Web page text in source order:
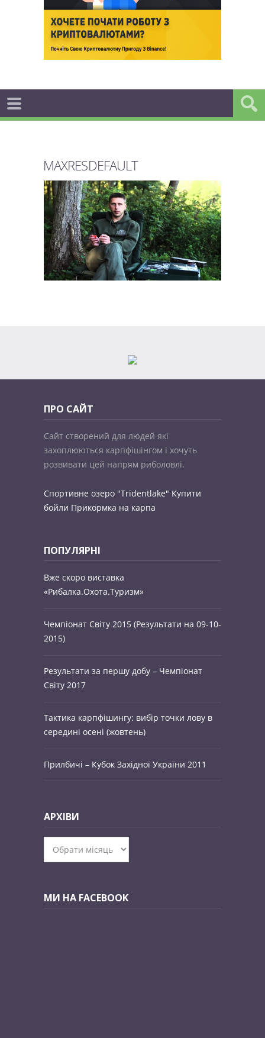
MAXRESDEFAULT
ПРО САЙТ
Сайт створений для людей які
захоплюються карпфішінгом і хочуть
розвивати цей напрям риболовлі.
Спортивне озеро "Tridentlake" Купити
бойли Прикормка на карпа
ПОПУЛЯРНІ
Вже скоро виставка
«Рибалка.Охота.Туризм»
Чемпіонат Світу 2015 (Результати на 09-10-
2015)
Результати за першу добу – Чемпіонат
Світу 2017
Тактика карпфішингу: вибір точки лову в
середині осені (жовтень)
Прилбичі – Кубок Західної України 2011
АРХІВИ
МИ НА FACEBOOK